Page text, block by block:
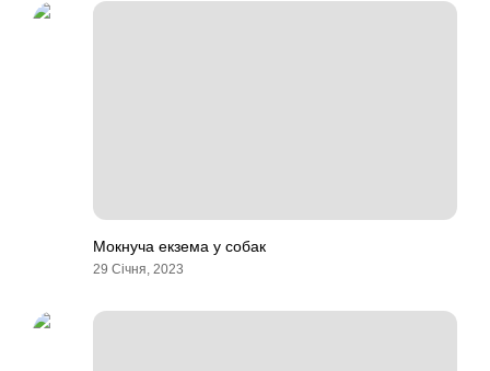
Мокнуча екзема у собак
29 Січня, 2023